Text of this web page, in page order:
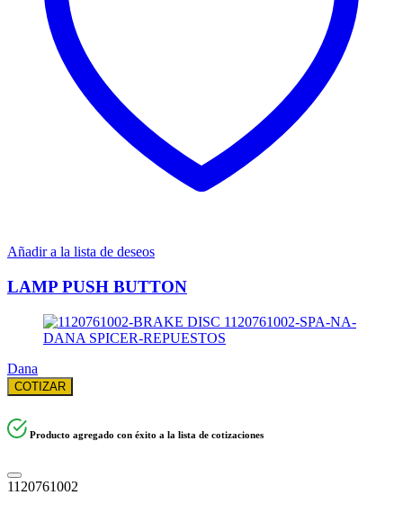
Añadir a la lista de deseos
LAMP PUSH BUTTON
Dana
COTIZAR
Producto agregado con éxito a la lista de cotizaciones
1120761002